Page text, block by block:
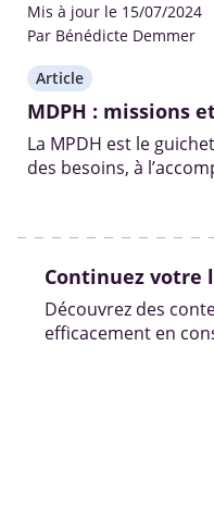
Mis à jour le 15/07/2024
Par Bénédicte Demmer
Article
MDPH : missions
La MPDH est le
des besoins, à
aides et droits aux
Continuez votre
Découvrez des
efficacement en